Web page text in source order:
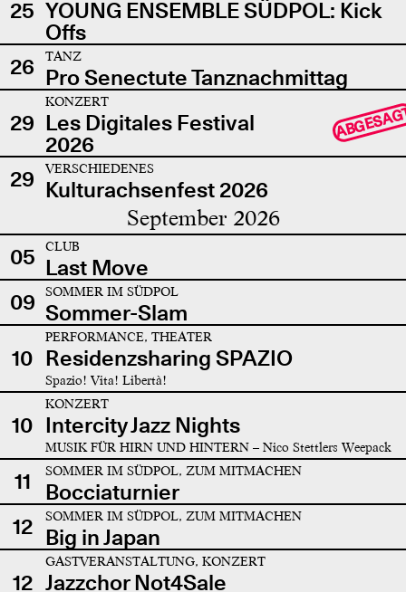
25 YOUNG ENSEMBLE SÜDPOL: Kick
Offs
26
TANZ
Pro Senectute Tanznachmittag
29
KONZERT
Les Digitales Festival
2026
29 VERSCHIEDENES
Kulturachsenfest 2026
September 2026
05 CLUB
Last Move
09
SOMMER IM SÜDPOL
Sommer-Slam
10
PERFORMANCE, THEATER
Residenzsharing SPAZIO
Spazio! Vita! Libertà!
10
KONZERT
Intercity Jazz Nights
MUSIK FÜR HIRN UND HINTERN – Nico Stettlers Weepack
11 SOMMER IM SÜDPOL, ZUM MITMACHEN
Bocciaturnier
12
SOMMER IM SÜDPOL, ZUM MITMACHEN
Big in Japan
12
GASTVERANSTALTUNG, KONZERT
Jazzchor Not4Sale